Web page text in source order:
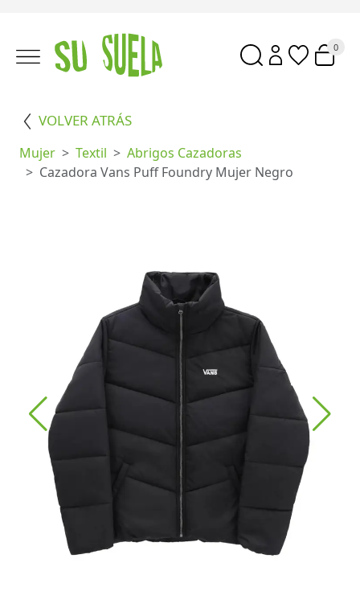
0
VOLVER ATRÁS
Mujer Textil
Abrigos Cazadoras
Cazadora Vans Puff Foundry Mujer Negro